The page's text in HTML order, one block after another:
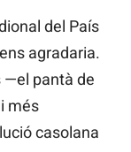
del País
agradaria.
—el pantà de
més
casolana